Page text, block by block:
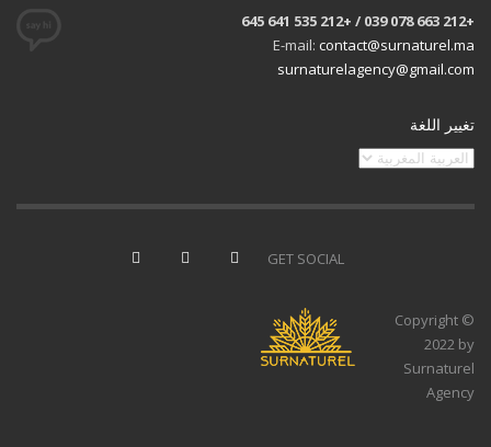
+212 663 078 039 / +212 535 641 645
E-mail: contact@surnaturel.ma
surnaturelagency@gmail.com
تغيير اللغة
تغيير
GET SOCIAL
© Copyright
2022 by
Surnaturel
Agency